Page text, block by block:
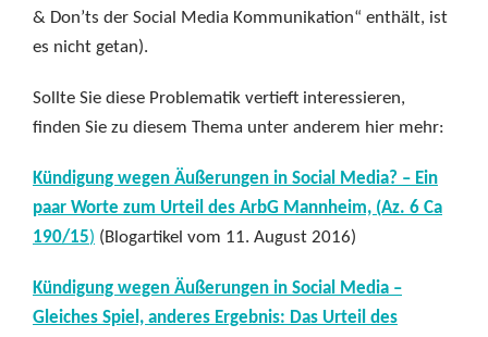
& Don’ts der Social Media Kommunikation“ enthält, ist
es nicht getan).
Sollte Sie diese Problematik vertieft interessieren,
finden Sie zu diesem Thema unter anderem hier mehr:
Kündigung wegen Äußerungen in Social Media? – Ein
paar Worte zum Urteil des ArbG Mannheim, (Az. 6 Ca
190/15) (Blogartikel vom 11. August 2016)
Kündigung wegen Äußerungen in Social Media –
Gleiches Spiel, anderes Ergebnis: Das Urteil des